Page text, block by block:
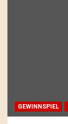
GEWINNSPIEL